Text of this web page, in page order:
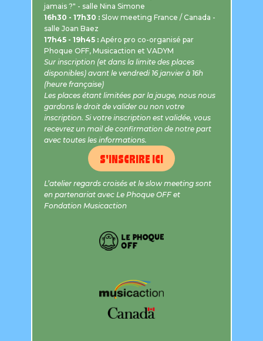
jamais ?" - salle Nina Simone
16h30 - 17h30 :Slow meeting France / Canada -
salle Joan Baez
17h45 - 19h45 :Apéro pro co-organisé par
Phoque OFF, Musicaction et VADYM
Sur inscription (et dans la limite des places
disponibles) avant le vendredi 16 janvier à 16h
(heure française)
Les places étant limitées par la jauge, nous nous
gardons le droit de valider ou non votre
inscription. Si votre inscription est validée, vous
recevrez un mail de confirmation de notre part
avec toutes les informations.
S'INSCRIRE ICI
L’atelier regards croisés et le slow meeting sont
en partenariat avec Le Phoque OFF et
Fondation Musicaction